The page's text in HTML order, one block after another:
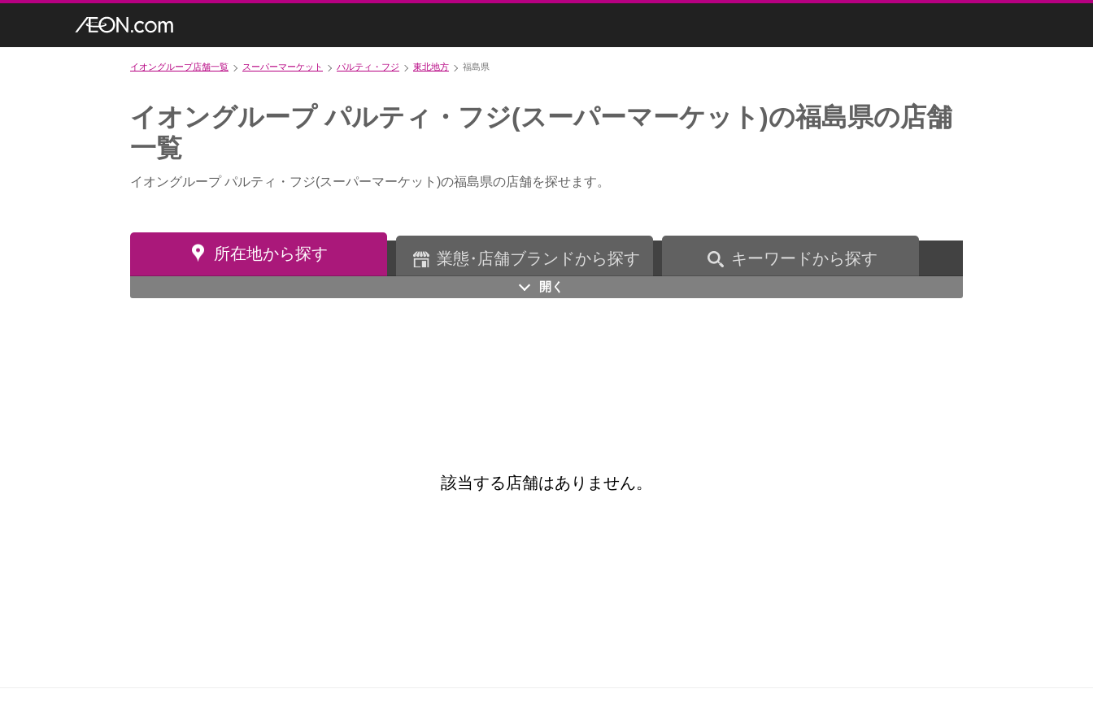
イオングループ店舗一覧 スーパーマーケット パルティ・フジ 東北地方 福島県
イオングループ パルティ・フジ(スーパーマーケット)の福島県の店舗
一覧
イオングループ パルティ・フジ(スーパーマーケット)の福島県の店舗を探せます。
所在地から探す 業態・ 店舗ブランドから探す キーワードから探す
開く
該当する店舗はありません。